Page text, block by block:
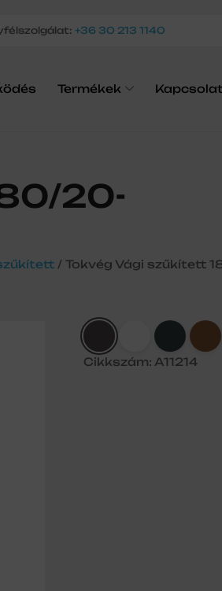
+36 30 213 1140
Termékek Kapcsolat
20-
/ Tokvég Vági szűkített
Cikkszám: A11214